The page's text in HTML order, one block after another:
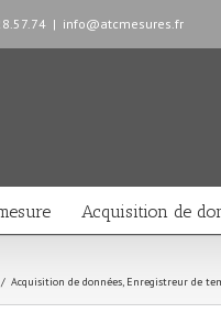
| info@atcmesures.fr
Acquisition de
/ Acquisition de données, Enregistreur de